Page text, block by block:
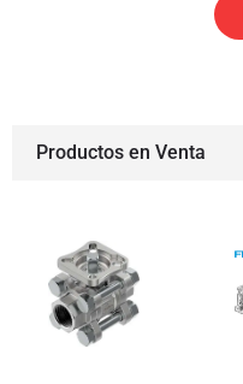
Productos en Venta